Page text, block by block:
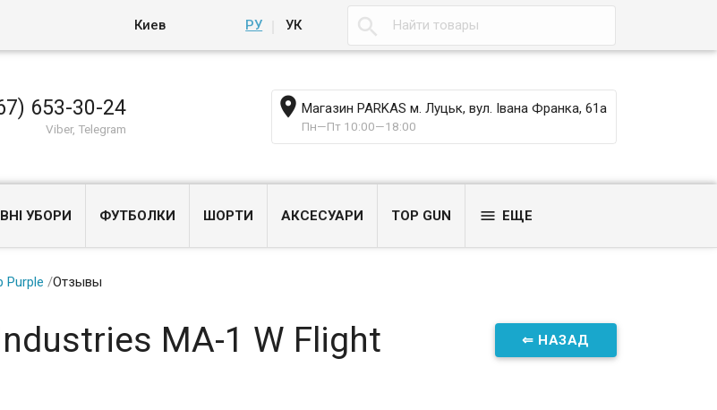
Киев РУ УК 
653-30-24
Viber, Telegram
 Магазин PARKAS м. Луцьк, вул. Івана Франка, 61а
Пн—Пт 10:00—18:00
УБОРИ ФУТБОЛКИ ШОРТИ АКСЕСУАРИ TOP GUN  ЕЩЕ
Purple /Отзывы
⇐ НАЗАД
MA-1 W Flight